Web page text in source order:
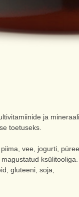
ja
toetuseks.
vee, jogurti,
ksülitooliga.
gluteeni, soja,